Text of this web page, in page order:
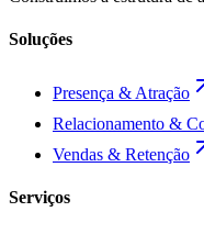
Soluções
Presença & Atração
Relacionamento &
Vendas & Retenção
Serviços